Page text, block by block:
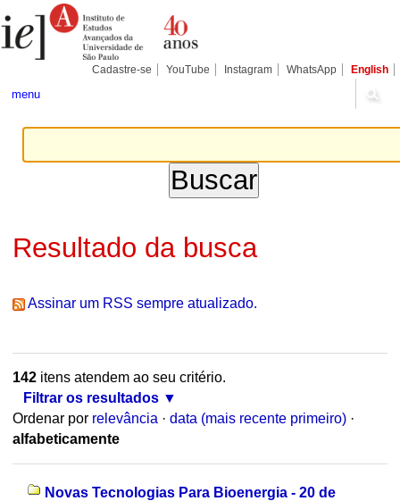
para
conteúdo.
Pessoais
Cadastre-se YouTube Instagram WhatsApp English
menu
Resultado da busca
Assinar um RSS sempre atualizado.
142itens atendem ao seu critério.
Filtrar os resultados
Ordenar por relevância · data (mais recente primeiro) ·
alfabeticamente
Novas Tecnologias Para Bioenergia - 20 de